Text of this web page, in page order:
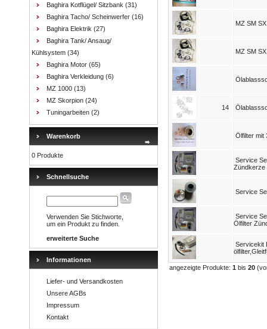
Baghira Kotflügel/ Sitzbank (31)
Baghira Tacho/ Scheinwerfer (16)
Baghira Elektrik (27)
Baghira Tank/ Ansaug/
Kühlsystem (34)
Baghira Motor (65)
Baghira Verkleidung (6)
MZ 1000 (13)
MZ Skorpion (24)
Tuningarbeiten (2)
Warenkorb
0 Produkte
Schnellsuche
Verwenden Sie Stichworte,
um ein Produkt zu finden.
erweiterte Suche
Informationen
Liefer- und Versandkosten
Unsere AGBs
Impressum
Kontakt
MZ SM
MZ SM
14
Ölfilter mit
Service
Zündkerze
Service
Service
Ölfilter
Servicekit
angezeigte Produkte: 1 bis 20